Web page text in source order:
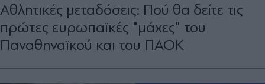
Αθλητικές μεταδόσεις: Πού θα δείτε τις
πρώτες ευρωπαϊκές "μάχες" του
Παναθηναϊκού και του ΠΑΟΚ